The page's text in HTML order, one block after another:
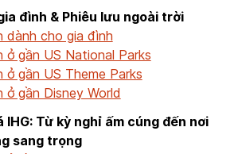
đình & Phiêu lưu ngoài trời
dành cho gia đình
ở gần US National Parks
ở gần US Theme Parks
ở gần Disney World
IHG: Từ kỳ nghỉ ấm cúng đến nơi
sang trọng